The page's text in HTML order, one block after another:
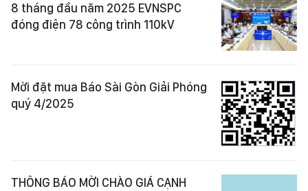
8 tháng đầu năm 2025 EVNSPC
đóng điện 78 công trình 110kV
Mời đặt mua Báo Sài Gòn Giải Phóng
quý 4/2025
THÔNG BÁO MỜI CHÀO GIÁ CẠNH